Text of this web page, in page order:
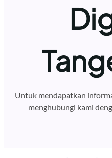
Untuk mendapatkan
menghubungi kami